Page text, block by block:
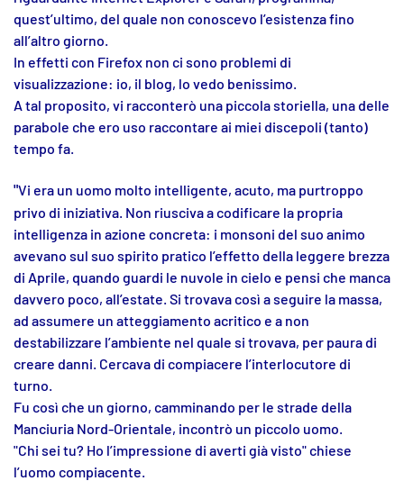
quest’ultimo, del quale non conoscevo l’esistenza fino
all’altro giorno.
In effetti con Firefox non ci sono problemi di
visualizzazione: io, il blog, lo vedo benissimo.
A tal proposito, vi racconterò una piccola storiella, una delle
parabole che ero uso raccontare ai miei discepoli (tanto)
tempo fa.
"Vi era un uomo molto intelligente, acuto, ma purtroppo
privo di iniziativa. Non riusciva a codificare la propria
intelligenza in azione concreta: i monsoni del suo animo
avevano sul suo spirito pratico l’effetto della leggere brezza
di Aprile, quando guardi le nuvole in cielo e pensi che manca
davvero poco, all’estate. Si trovava così a seguire la massa,
ad assumere un atteggiamento acritico e a non
destabilizzare l’ambiente nel quale si trovava, per paura di
creare danni. Cercava di compiacere l’interlocutore di
turno.
Fu così che un giorno, camminando per le strade della
Manciuria Nord-Orientale, incontrò un piccolo uomo.
"Chi sei tu? Ho l’impressione di averti già visto" chiese
l’uomo compiacente.